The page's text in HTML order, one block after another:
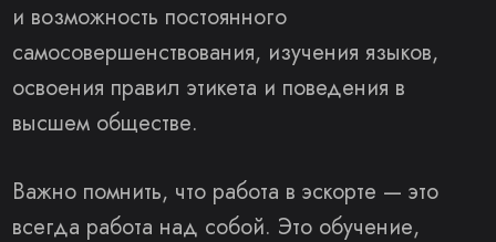
и возможность постоянного
самосовершенствования, изучения языков,
освоения правил этикета и поведения в
высшем обществе.
Важно помнить, что работа в эскорте — это
всегда работа над собой. Это обучение,